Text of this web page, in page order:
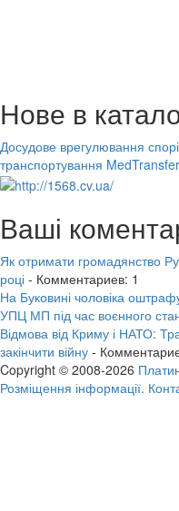
Нове в
Досудове врегулювання
транспортування MedTransfer
Ваші
Як отримати громадянство
році - Комментариев: 1
На Буковині чоловіка
УПЦ МП під час воєнного
Відмова від Криму і НАТО:
закінчити війну -
Copyright © 2008-2026
Розміщення інформації.